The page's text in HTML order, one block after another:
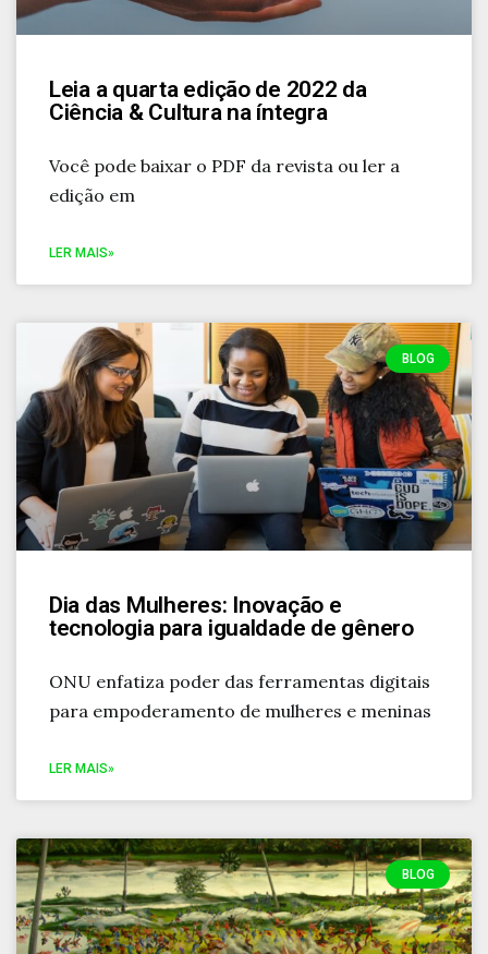
Leia a quarta edição de 2022 da
Ciência & Cultura na íntegra
Você pode baixar o PDF da revista ou ler a
edição em
LER MAIS»
BLOG
Dia das Mulheres: Inovação e
tecnologia para igualdade de gênero
ONU enfatiza poder das ferramentas digitais
para empoderamento de mulheres e meninas
LER MAIS»
BLOG